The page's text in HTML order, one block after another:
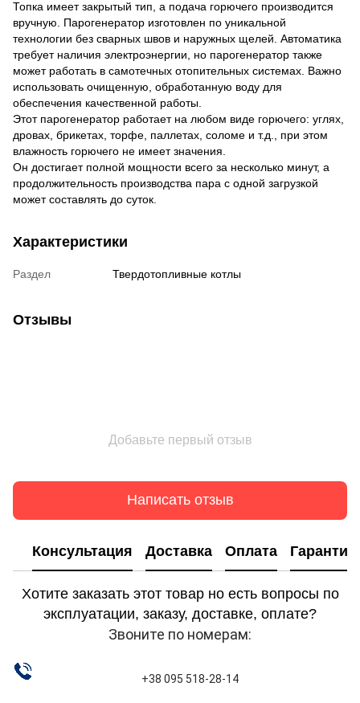
Топка имеет закрытый тип, а подача горючего производится
вручную. Парогенератор изготовлен по уникальной
технологии без сварных швов и наружных щелей. Автоматика
требует наличия электроэнергии, но парогенератор также
может работать в самотечных отопительных системах. Важно
использовать очищенную, обработанную воду для
обеспечения качественной работы.
Этот парогенератор работает на любом виде горючего: углях,
дровах, брикетах, торфе, паллетах, соломе и т.д., при этом
влажность горючего не имеет значения.
Он достигает полной мощности всего за несколько минут, а
продолжительность производства пара с одной загрузкой
может составлять до суток.
Характеристики
Раздел Твердотопливные котлы
Отзывы
Добавьте первый отзыв
Написать отзыв
Консультация Доставка Оплата Гарантия
Хотите заказать этот товар но есть вопросы по
эксплуатации, заказу, доставке, оплате?
Звоните по номерам:
+38 095 518-28-14